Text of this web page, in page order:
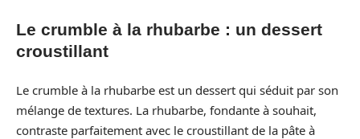
Le crumble à la rhubarbe : un dessert
croustillant
Le crumble à la rhubarbe est un dessert qui séduit par son
mélange de textures. La rhubarbe, fondante à souhait,
contraste parfaitement avec le croustillant de la pâte à